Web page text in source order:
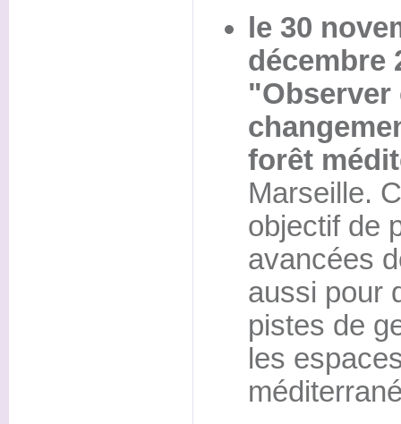
le 30
décembre
"Observer
forêt
Marseille.
objectif de
avancées
aussi pour
pistes de
les